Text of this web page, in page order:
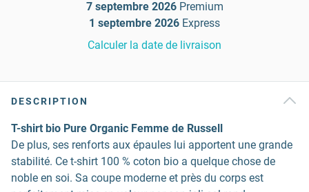
7 septembre 2026 Premium
1 septembre 2026 Express
Calculer la date de livraison
DESCRIPTION
T-shirt bio Pure Organic Femme de Russell
De plus, ses renforts aux épaules lui apportent une grande
stabilité. Ce t-shirt 100 % coton bio a quelque chose de
noble en soi. Sa coupe moderne et près du corps est